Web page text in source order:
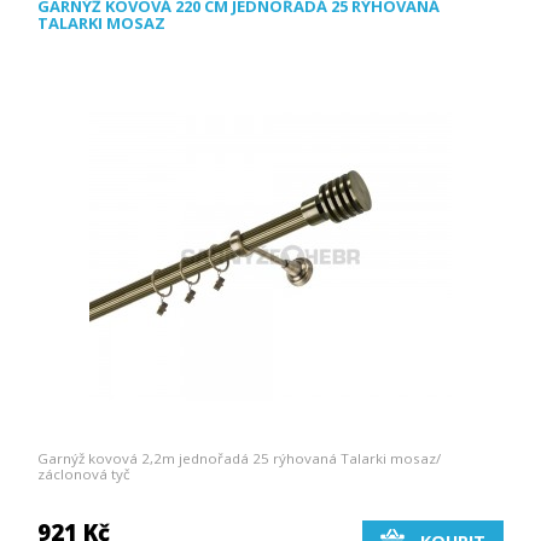
GARNÝŽ KOVOVÁ 220 CM JEDNOŘADÁ 25 RÝHOVANÁ
TALARKI MOSAZ
Garnýž kovová 2,2m jednořadá 25 rýhovaná Talarki mosaz/
záclonová tyč
921 Kč